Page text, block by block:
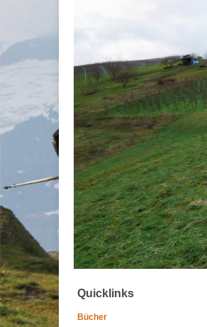
Quicklinks
Bücher